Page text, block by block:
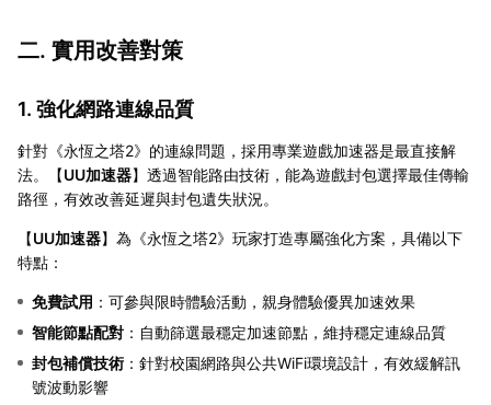
二. 實用改善對策
1. 強化網路連線品質
針對《永恆之塔2》的連線問題，採用專業遊戲加速器是最直接解
法。【UU加速器】透過智能路由技術，能為遊戲封包選擇最佳傳輸
路徑，有效改善延遲與封包遺失狀況。
【UU加速器】為《永恆之塔2》玩家打造專屬強化方案，具備以下
特點：
免費試用 ：可參與限時體驗活動，親身體驗優異加速效果
智能節點配對 ：自動篩選最穩定加速節點，維持穩定連線品質
封包補償技術 ：針對校園網路與公共WiFi環境設計，有效緩解訊
號波動影響